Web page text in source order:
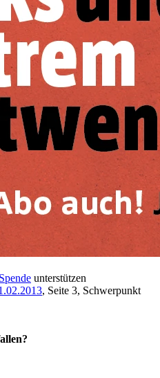
Spende unterstützen
, Seite 3, Schwerpunkt